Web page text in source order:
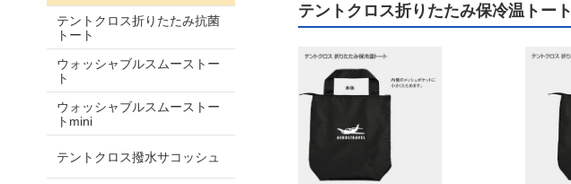
テントクロス折りたたみ保冷温トート
テントクロス折りたたみ抗菌
トート
ウォッシャブルスムーストー
ト
ウォッシャブルスムーストー
トmini
テントクロス撥水サコッシュ